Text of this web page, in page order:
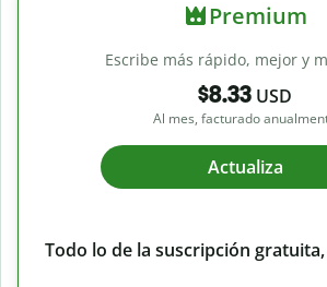
Premium
Escribe más rápido, mejor y
$8.33 USD
Al mes, facturado
Actualiza
Todo lo de la suscripción